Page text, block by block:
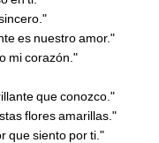
es nuestro amor."
mi corazón."
que conozco."
flores amarillas."
que siento por ti."